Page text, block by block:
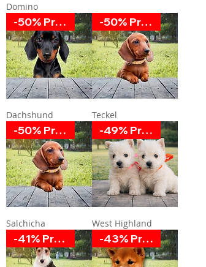
Domino
-50% Promoción
Dachshund
-50% Promoción
Teckel
-50% Promoción
Salchicha
-49% Promoción
West Highland
-41% Promoción -43% Promoción